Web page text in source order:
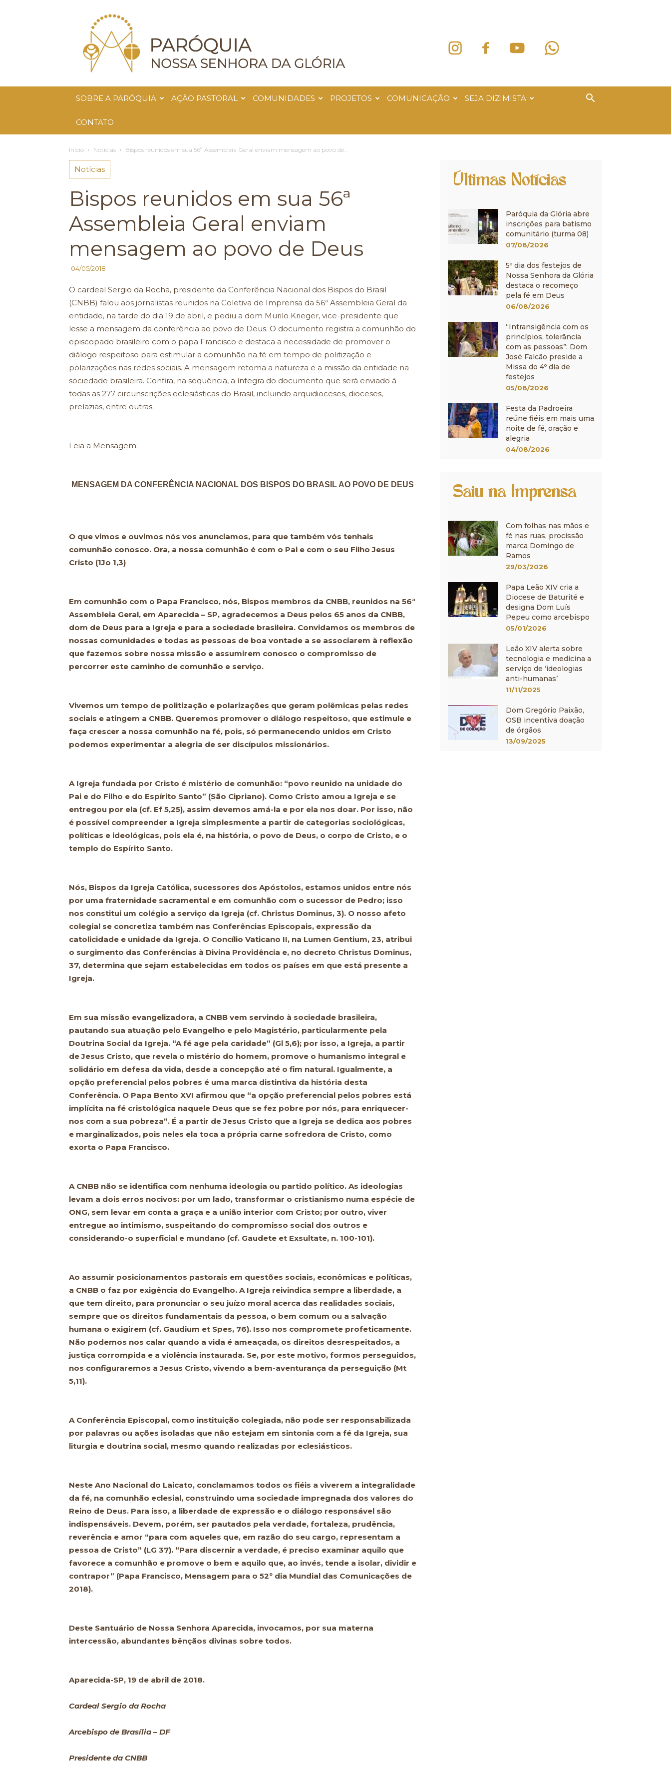
Paróquia
Nossa
Senhora
da
Glória
SOBRE A PARÓQUIA AÇÃO PASTORAL COMUNIDADES PROJETOS COMUNICAÇÃO SEJA DIZIMISTA
CONTATO
Início Notícias Bispos reunidos em sua 56ª Assembleia Geral enviam mensagem ao povo de...
Notícias
Bispos reunidos em sua 56ª
Assembleia Geral enviam
mensagem ao povo de Deus
04/05/2018
O cardeal Sergio da Rocha, presidente da Conferência Nacional dos Bispos do Brasil
(CNBB) falou aos jornalistas reunidos na Coletiva de Imprensa da 56ª Assembleia Geral da
entidade, na tarde do dia 19 de abril, e pediu a dom Murilo Krieger, vice-presidente que
lesse a mensagem da conferência ao povo de Deus. O documento registra a comunhão do
episcopado brasileiro com o papa Francisco e destaca a necessidade de promover o
diálogo respeitoso para estimular a comunhão na fé em tempo de politização e
polarizações nas redes sociais. A mensagem retoma a natureza e a missão da entidade na
sociedade brasileira. Confira, na sequência, a íntegra do documento que será enviado à
todas as 277 circunscrições eclesiásticas do Brasil, incluindo arquidioceses, dioceses,
prelazias, entre outras.
Leia a Mensagem:
MENSAGEM DA CONFERÊNCIA NACIONAL DOS BISPOS DO BRASIL AO POVO DE DEUS
O que vimos e ouvimos nós vos anunciamos, para que também vós tenhais
comunhão conosco. Ora, a nossa comunhão é com o Pai e com o seu Filho Jesus
Cristo (1Jo 1,3)
Em comunhão com o Papa Francisco, nós, Bispos membros da CNBB, reunidos na 56ª
Assembleia Geral, em Aparecida – SP, agradecemos a Deus pelos 65 anos da CNBB,
dom de Deus para a Igreja e para a sociedade brasileira. Convidamos os membros de
nossas comunidades e todas as pessoas de boa vontade a se associarem à reflexão
que fazemos sobre nossa missão e assumirem conosco o compromisso de
percorrer este caminho de comunhão e serviço.
Vivemos um tempo de politização e polarizações que geram polêmicas pelas redes
sociais e atingem a CNBB. Queremos promover o diálogo respeitoso, que estimule e
faça crescer a nossa comunhão na fé, pois, só permanecendo unidos em Cristo
podemos experimentar a alegria de ser discípulos missionários.
A Igreja fundada por Cristo é mistério de comunhão: “povo reunido na unidade do
Pai e do Filho e do Espírito Santo” (São Cipriano). Como Cristo amou a Igreja e se
entregou por ela (cf. Ef 5,25), assim devemos amá-la e por ela nos doar. Por isso, não
é possível compreender a Igreja simplesmente a partir de categorias sociológicas,
políticas e ideológicas, pois ela é, na história, o povo de Deus, o corpo de Cristo, e o
templo do Espírito Santo.
Nós, Bispos da Igreja Católica, sucessores dos Apóstolos, estamos unidos entre nós
por uma fraternidade sacramental e em comunhão com o sucessor de Pedro; isso
nos constitui um colégio a serviço da Igreja (cf. Christus Dominus, 3). O nosso afeto
colegial se concretiza também nas Conferências Episcopais, expressão da
catolicidade e unidade da Igreja. O Concílio Vaticano II, na Lumen Gentium, 23, atribui
o surgimento das Conferências à Divina Providência e, no decreto Christus Dominus,
37, determina que sejam estabelecidas em todos os países em que está presente a
Igreja.
Em sua missão evangelizadora, a CNBB vem servindo à sociedade brasileira,
pautando sua atuação pelo Evangelho e pelo Magistério, particularmente pela
Doutrina Social da Igreja. “A fé age pela caridade” (Gl 5,6); por isso, a Igreja, a partir
de Jesus Cristo, que revela o mistério do homem, promove o humanismo integral e
solidário em defesa da vida, desde a concepção até o fim natural. Igualmente, a
opção preferencial pelos pobres é uma marca distintiva da história desta
Conferência. O Papa Bento XVI afirmou que “a opção preferencial pelos pobres está
implícita na fé cristológica naquele Deus que se fez pobre por nós, para enriquecer-
nos com a sua pobreza”. É a partir de Jesus Cristo que a Igreja se dedica aos pobres
e marginalizados, pois neles ela toca a própria carne sofredora de Cristo, como
exorta o Papa Francisco.
A CNBB não se identifica com nenhuma ideologia ou partido político. As ideologias
levam a dois erros nocivos: por um lado, transformar o cristianismo numa espécie de
ONG, sem levar em conta a graça e a união interior com Cristo; por outro, viver
entregue ao intimismo, suspeitando do compromisso social dos outros e
considerando-o superficial e mundano (cf. Gaudete et Exsultate, n. 100-101).
Ao assumir posicionamentos pastorais em questões sociais, econômicas e políticas,
a CNBB o faz por exigência do Evangelho. A Igreja reivindica sempre a liberdade, a
que tem direito, para pronunciar o seu juízo moral acerca das realidades sociais,
sempre que os direitos fundamentais da pessoa, o bem comum ou a salvação
humana o exigirem (cf. Gaudium et Spes, 76). Isso nos compromete profeticamente.
Não podemos nos calar quando a vida é ameaçada, os direitos desrespeitados, a
justiça corrompida e a violência instaurada. Se, por este motivo, formos perseguidos,
nos configuraremos a Jesus Cristo, vivendo a bem-aventurança da perseguição (Mt
5,11).
A Conferência Episcopal, como instituição colegiada, não pode ser responsabilizada
por palavras ou ações isoladas que não estejam em sintonia com a fé da Igreja, sua
liturgia e doutrina social, mesmo quando realizadas por eclesiásticos.
Neste Ano Nacional do Laicato, conclamamos todos os fiéis a viverem a integralidade
da fé, na comunhão eclesial, construindo uma sociedade impregnada dos valores do
Reino de Deus. Para isso, a liberdade de expressão e o diálogo responsável são
indispensáveis. Devem, porém, ser pautados pela verdade, fortaleza, prudência,
reverência e amor “para com aqueles que, em razão do seu cargo, representam a
pessoa de Cristo” (LG 37). “Para discernir a verdade, é preciso examinar aquilo que
favorece a comunhão e promove o bem e aquilo que, ao invés, tende a isolar, dividir e
contrapor” (Papa Francisco, Mensagem para o 52º dia Mundial das Comunicações de
2018).
Deste Santuário de Nossa Senhora Aparecida, invocamos, por sua materna
intercessão, abundantes bênçãos divinas sobre todos.
Aparecida-SP, 19 de abril de 2018.
Cardeal Sergio da Rocha
Arcebispo de Brasília – DF
Presidente da CNBB
Últimas Notícias
Paróquia da Glória abre
inscrições para batismo
comunitário (turma 08)
07/08/2026
5º dia dos festejos de
Nossa Senhora da Glória
destaca o recomeço
pela fé em Deus
06/08/2026
“Intransigência com os
princípios, tolerância
com as pessoas”: Dom
José Falcão preside a
Missa do 4º dia de
festejos
05/08/2026
Festa da Padroeira
reúne fiéis em mais uma
noite de fé, oração e
alegria
04/08/2026
Saiu na Imprensa
Com folhas nas mãos e
fé nas ruas, procissão
marca Domingo de
Ramos
29/03/2026
Papa Leão XIV cria a
Diocese de Baturité e
designa Dom Luís
Pepeu como arcebispo
05/01/2026
Leão XIV alerta sobre
tecnologia e medicina a
serviço de ‘ideologias
anti-humanas’
11/11/2025
Dom Gregório Paixão,
OSB incentiva doação
de órgãos
13/09/2025